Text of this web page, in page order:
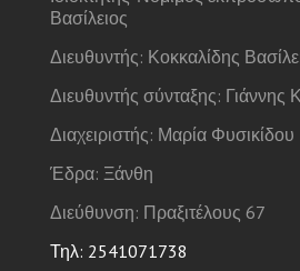
Βασίλειος
Διευθυντής: Κοκκαλίδης
Διευθυντής σύνταξης: Γιάννης
Διαχειριστής: Μαρία Φυσικίδου
Έδρα: Ξάνθη
Διεύθυνση: Πραξιτέλους 67
Τηλ: 2541071738